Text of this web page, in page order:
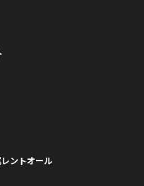
ントオール